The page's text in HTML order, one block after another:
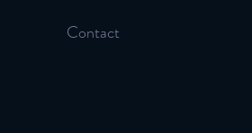
Contact